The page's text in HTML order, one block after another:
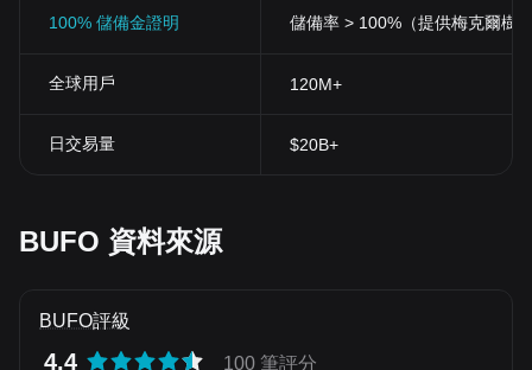
100% 儲備金證明 儲備率 > 100%（提供梅克爾樹
全球用戶 120M+
日交易量 $20B+
BUFO 資料來源
BUFO評級
4.4 100 筆評分